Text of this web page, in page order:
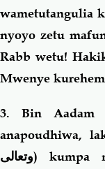
wametutangulia
nyoyo zetu
Rabb wetu!
Mwenye
3. Bin Aadam
anapoudhiwa,
وتعالى) kumpa